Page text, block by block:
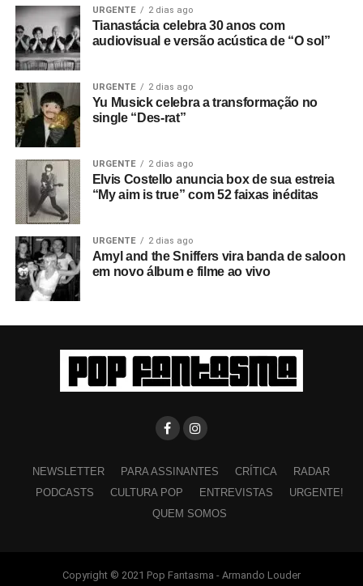
URGENTE 2 dias ago
Tianastácia celebra 30 anos com
audiovisual e versão acústica de “O sol”
URGENTE 2 dias ago
Yu Musick celebra a transformação no
single “Des-rat”
URGENTE 2 dias ago
Elvis Costello anuncia box de sua estreia
“My aim is true” com 52 faixas inéditas
URGENTE 2 dias ago
Amyl and the Sniffers vira banda de saloon
em novo álbum e filme ao vivo
NEWSLETTER PARA ASSINANTES CRÍTICA
RADAR
PODCASTS
CULTURA POP ENTREVISTAS
URGENTE!
QUEM SOMOS
Copyright © 2021 Pop Fantasma - Armando Louder